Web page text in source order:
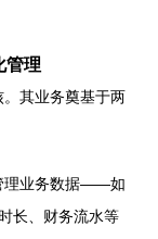
管理
其业务奠基于两
理业务数据——如
长、财务流水等